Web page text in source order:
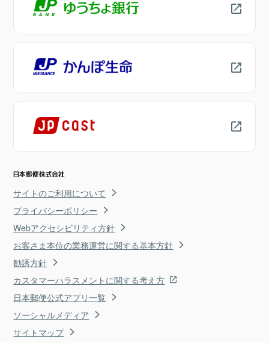
サイトのご利用について
プライバシーポリシー
Webアクセシビリティ方針
お客さま本位の業務運営に関する基本方針
勧誘方針
カスタマーハラスメントに関する考え方
日本郵便公式アプリ一覧
ソーシャルメディア
サイトマップ